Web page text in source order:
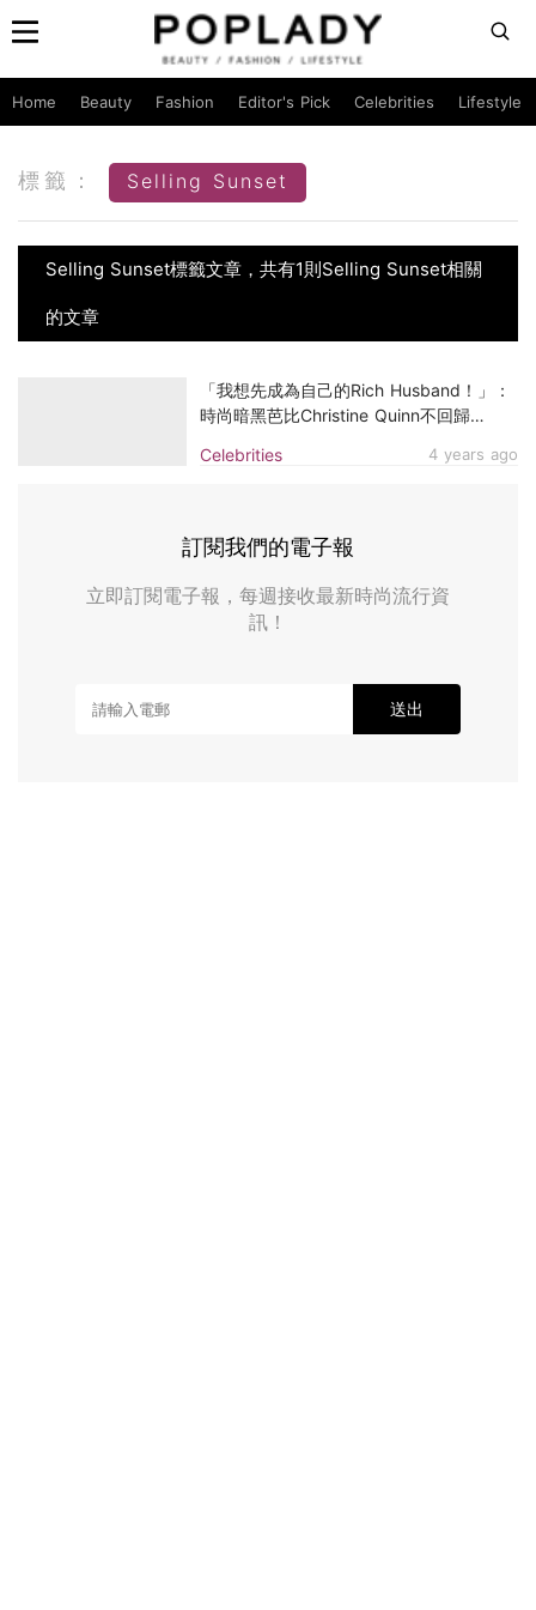
Home Beauty Fashion Editor's Pick Celebrities Lifestyle
標籤： Selling Sunset
Selling Sunset標籤文章，共有1則Selling Sunset相關
的文章
Celebrities 4 years ago
「我想先成為自己的Rich Husband！」：
時尚暗黑芭比Christine Quinn不回歸
訂閱我們的電子報
立即訂閱電子報，每週接收最新時尚流行資
訊！
送出